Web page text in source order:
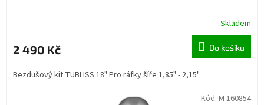
Skladem
2 490 Kč Do košíku
Bezdušový kit TUBLISS 18" Pro ráfky šíře 1,85" - 2,15"
Kód: M 160854